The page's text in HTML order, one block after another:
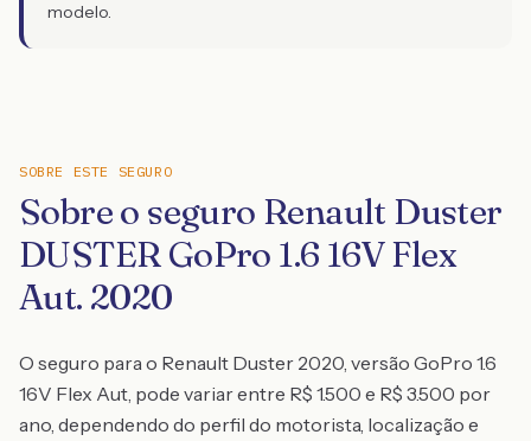
modelo.
SOBRE ESTE SEGURO
Sobre o seguro Renault Duster
DUSTER GoPro 1.6 16V Flex
Aut. 2020
O seguro para o Renault Duster 2020, versão GoPro 1.6
16V Flex Aut, pode variar entre R$ 1.500 e R$ 3.500 por
ano, dependendo do perfil do motorista, localização e